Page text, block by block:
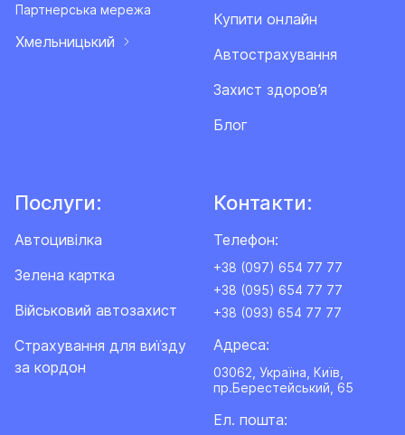
Партнерська мережа
Хмельницький
Купити онлайн
Автострахування
Захист здоров’я
Блог
Послуги:
Автоцивілка
Зелена картка
Військовий автозахист
Cтрахування для виїзду
за кордон
Контакти:
Телефон:
+38 (097) 654 77 77
+38 (095) 654 77 77
+38 (093) 654 77 77
Адреса:
03062, Україна, Київ,
пр.Берестейський, 65
Ел. пошта: